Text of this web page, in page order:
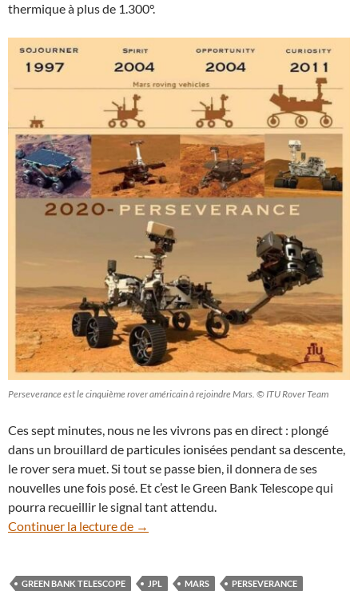
thermique à plus de 1.300°.
Perseverance est le cinquième rover américain à rejoindre Mars. © ITU Rover Team
Ces sept minutes, nous ne les vivrons pas en direct : plongé
dans un brouillard de particules ionisées pendant sa descente,
le rover sera muet. Si tout se passe bien, il donnera de ses
nouvelles une fois posé. Et c’est le Green Bank Telescope qui
pourra recueillir le signal tant attendu.
Continuer la lecture de Le GBT va guetter le premier signal de
→
GREEN BANK TELESCOPE JPL MARS PERSEVERANCE